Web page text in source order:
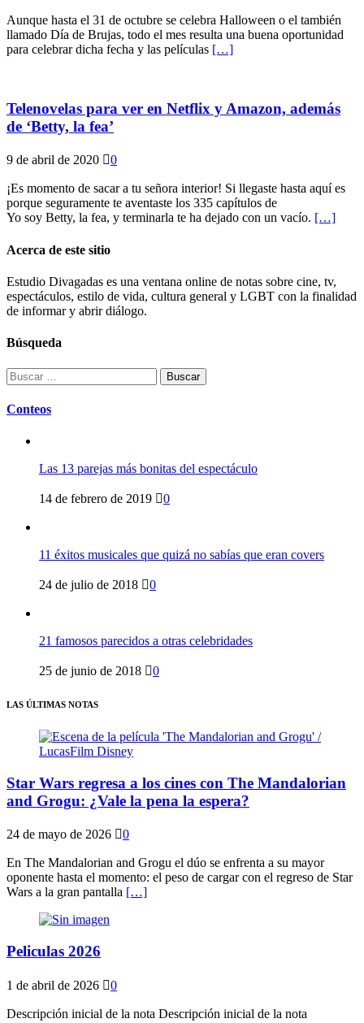
Aunque hasta el 31 de octubre se celebra Halloween o el también
llamado Día de Brujas, todo el mes resulta una buena oportunidad
para celebrar dicha fecha y las películas […]
Telenovelas para ver en Netflix y Amazon, además
de ‘Betty, la fea’
9 de abril de 2020 0
¡Es momento de sacar a tu señora interior! Si llegaste hasta aquí es
porque seguramente te aventaste los 335 capítulos de
Yo soy Betty, la fea, y terminarla te ha dejado con un vacío. […]
Acerca de este sitio
Estudio Divagadas es una ventana online de notas sobre cine, tv,
espectáculos, estilo de vida, cultura general y LGBT con la finalidad
de informar y abrir diálogo.
Búsqueda
Buscar:
Conteos
Las 13 parejas más bonitas del espectáculo
14 de febrero de 2019 0
11 éxitos musicales que quizá no sabías que eran covers
24 de julio de 2018 0
21 famosos parecidos a otras celebridades
25 de junio de 2018 0
LAS ÚLTIMAS NOTAS
Star Wars regresa a los cines con The Mandalorian
and Grogu: ¿Vale la pena la espera?
24 de mayo de 2026 0
En The Mandalorian and Grogu el dúo se enfrenta a su mayor
oponente hasta el momento: el peso de cargar con el regreso de Star
Wars a la gran pantalla […]
Peliculas 2026
1 de abril de 2026 0
Descripción inicial de la nota Descripción inicial de la nota